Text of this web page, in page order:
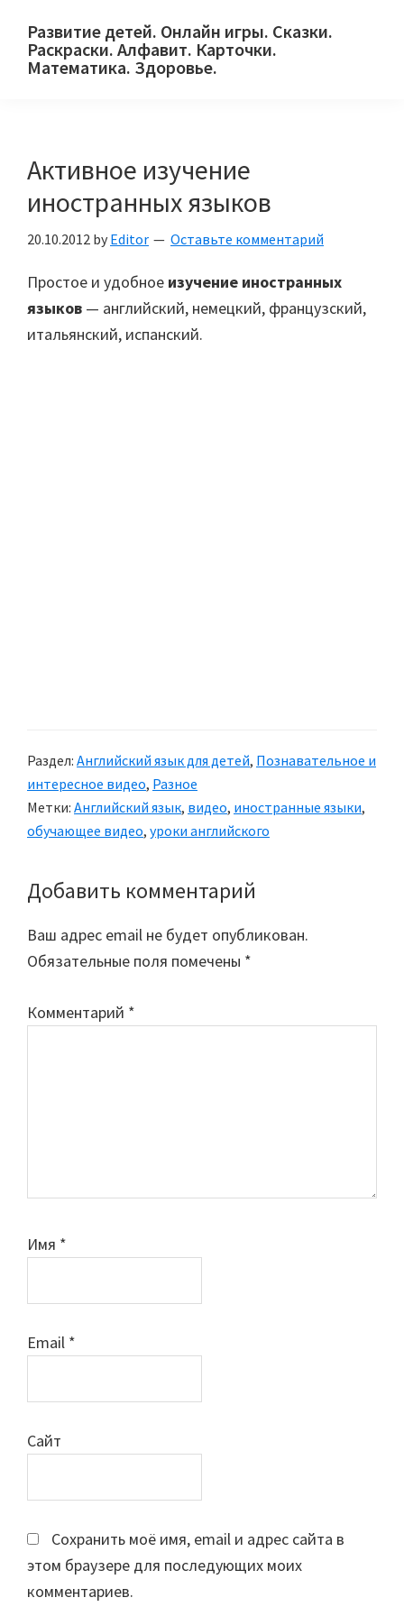
primary
main
primary
Развитие детей. Онлайн игры. Сказки.
Раскраски. Алфавит. Карточки.
Математика. Здоровье.
и
их
родителей.
Активное изучение
иностранных языков
20.10.2012 by Editor Оставьте комментарий
Простое и удобное изучение иностранных
языков — английский, немецкий, французский,
итальянский, испанский.
Раздел: Английский язык для детей, Познавательное и
интересное видео, Разное
Метки: Английский язык, видео, иностранные языки,
обучающее видео, уроки английского
Reader
Interactions
Добавить комментарий
Ваш адрес email не будет опубликован.
Обязательные поля помечены *
Комментарий *
Имя *
Email *
Сайт
Сохранить моё имя, email и адрес сайта в
этом браузере для последующих моих
комментариев.